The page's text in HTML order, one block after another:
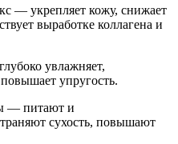
— укрепляет кожу, снижает
выработке коллагена и
увлажняет,
упругость.
— питают и
сухость, повышают